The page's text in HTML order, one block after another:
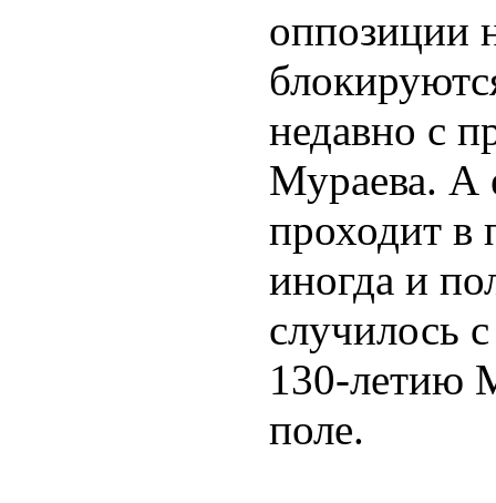
оппозиции
недавно с
Мураева. А
проходит в
иногда и
случилось
130-летию
поле.